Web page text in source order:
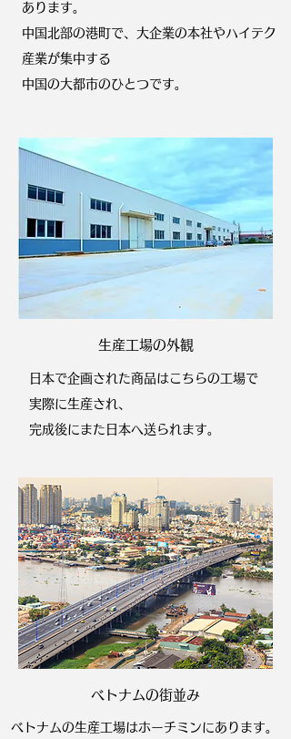
あります。
中国北部の港町で、大企業の本社やハイテク
産業が集中する
中国の大都市のひとつです。
生産工場の外観
日本で企画された商品はこちらの工場で
実際に生産され、
完成後にまた日本へ送られます。
ベトナムの街並み
ベトナムの生産工場はホーチミンにあります。